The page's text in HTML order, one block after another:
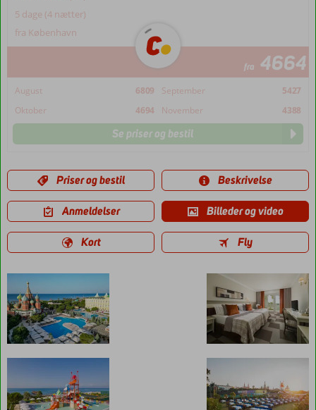
5 dage (4 nætter)
fra København
fra 4664
August 6809 September
5427
Oktober
4694 November 4388
Se priser og bestil
Priser og bestil Beskrivelse
Anmeldelser Billeder og video
Kort Fly